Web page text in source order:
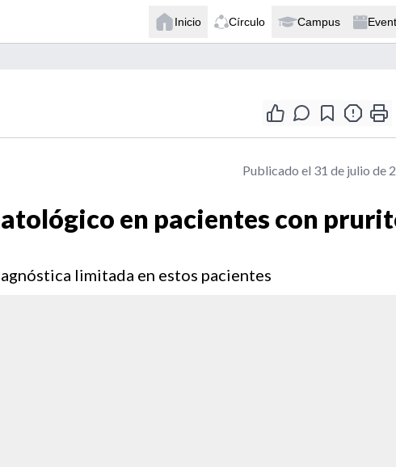
Inicio Círculo Campus
Publicado el 31 de julio de
en pacientes con
limitada en estos pacientes